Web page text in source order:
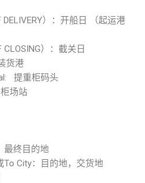
DELIVERY）：开船日 （起运港
CLOSING）：截关日
货港
提重柜码头
场站
最终目的地
To City：目的地，交货地